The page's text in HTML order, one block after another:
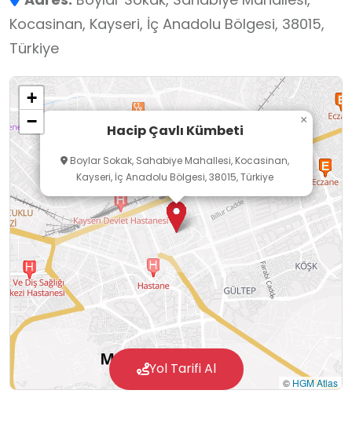
Kocasinan, Kayseri, İç Anadolu Bölgesi, 38015,
Türkiye
Hacip Çavlı Kümbeti
Boylar Sokak, Sahabiye Mahallesi, Kocasinan,
Kayseri, İç Anadolu Bölgesi, 38015, Türkiye
×
+
−
© HGM Atlas
Yol Tarifi Al